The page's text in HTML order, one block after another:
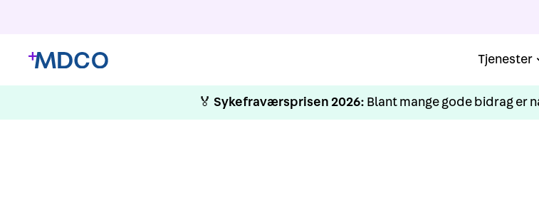
Tjenester
🏅 Sykefraværsprisen 2026: Blant mange gode bidrag er